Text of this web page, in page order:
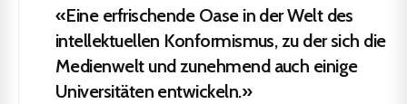
«Eine erfrischende Oase in der Welt des
intellektuellen Konformismus, zu der sich die
Medienwelt und zunehmend auch einige
Universitäten entwickeln.»